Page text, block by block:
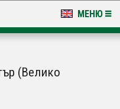
МЕНЮ
(Велико